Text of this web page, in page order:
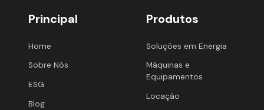
Principal
Home
Sobre Nós
ESG
Blog
Produtos
Soluções em Energia
Máquinas e
Equipamentos
Locação